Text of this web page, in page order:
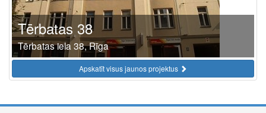
Tērbatas 38
Tērbatas iela 38, Rīga
Apskatīt visus jaunos projektus